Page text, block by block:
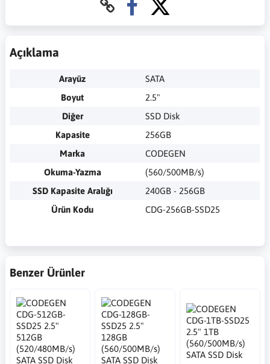
Açıklama
Arayüz
SATA
Boyut
2.5"
Diğer
SSD Disk
Kapasite
256GB
Marka
CODEGEN
Okuma-Yazma
(560/500MB/s)
SSD Kapasite Aralığı
240GB - 256GB
Ürün Kodu
CDG-256GB-SSD25
Benzer Ürünler